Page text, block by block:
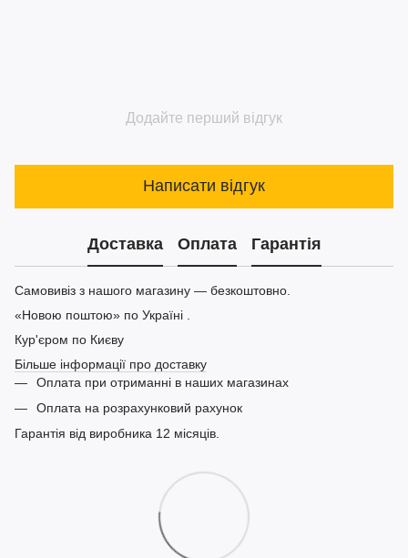
Додайте перший відгук
Написати відгук
Доставка Оплата Гарантія
Самовивіз з нашого магазину — безкоштовно.
«Новою поштою» по Україні .
Кур'єром по Києву
Більше інформації про доставку
Оплата при отриманні в наших магазинах
Оплата на розрахунковий рахунок
Гарантія від виробника 12 місяців.